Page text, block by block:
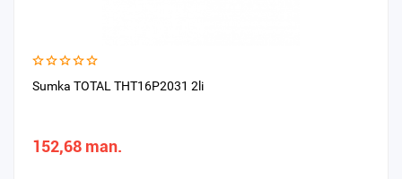
Sumka TOTAL THT16P2031 2li
152,68 man.